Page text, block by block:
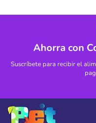
Ahorra con
Suscríbete para recibir el